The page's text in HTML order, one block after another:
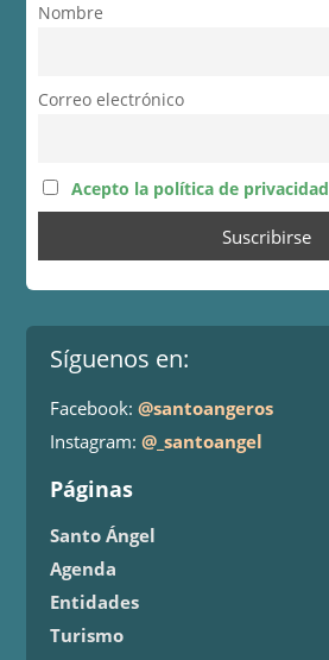
Nombre
Correo electrónico
Acepto la política de privacidad
Síguenos en:
Facebook:@santoangeros
Instagram:@_santoangel
Páginas
Santo Ángel
Agenda
Entidades
Turismo